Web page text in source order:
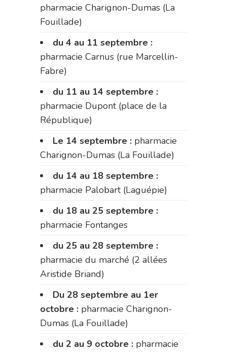
pharmacie Charignon-Dumas (La
Fouillade)
du 4 au 11 septembre :
pharmacie Carnus (rue Marcellin-
Fabre)
du 11 au 14 septembre :
pharmacie Dupont (place de la
République)
Le 14 septembre : pharmacie
Charignon-Dumas (La Fouillade)
du 14 au 18 septembre :
pharmacie Palobart (Laguépie)
du 18 au 25 septembre :
pharmacie Fontanges
du 25 au 28 septembre :
pharmacie du marché (2 allées
Aristide Briand)
Du 28 septembre au 1er
octobre : pharmacie Charignon-
Dumas (La Fouillade)
du 2 au 9 octobre : pharmacie